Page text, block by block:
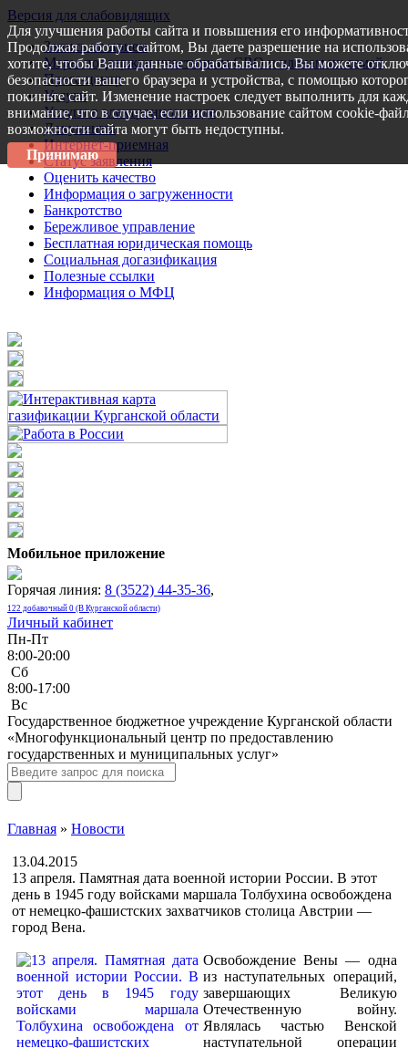
Версия для слабовидящих
Запись на прием
Меры поддержки участникам СВО и членам их семей
Пресс-центр
Услуги
Услуги в электронном виде
Документы
Интернет-приемная
Статус заявления
Оценить качество
Информация о загруженности
Банкротство
Бережливое управление
Бесплатная юридическая помощь
Социальная догазификация
Полезные ссылки
Информация о МФЦ
Мобильное приложение
Горячая линия: 8 (3522) 44-35-36,
122 добавочный 0 (В Курганской области)
Личный кабинет
Пн-Пт
8:00-20:00
Сб
8:00-17:00
Bc
Государственное бюджетное учреждение Курганской области
«Многофункциональный центр по предоставлению
государственных и муниципальных услуг»
Главная » Новости
13.04.2015
13 апреля. Памятная дата военной истории России. В этот
день в 1945 году войсками маршала Толбухина освобождена
от немецко-фашистских захватчиков столица Австрии —
город Вена.
Освобождение Вены — одна
из наступательных операций,
завершающих Великую
Отечественную войну.
Являлась частью Венской
наступательной операции
Для улучшения работы сайта и повышения его
Продолжая работу с сайтом, Вы даете разрешение на
хотите, чтобы Ваши данные обрабатывались, Вы можете
безопасности вашего браузера и устройства, с помощью
покиньте сайт. Изменение настроек следует выполнить для
внимание, что в случае, если использование сайтом cookie-
возможности сайта могут быть недоступны.
Принимаю